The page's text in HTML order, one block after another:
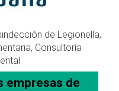
de Legionella,
Consultoría
empresas de